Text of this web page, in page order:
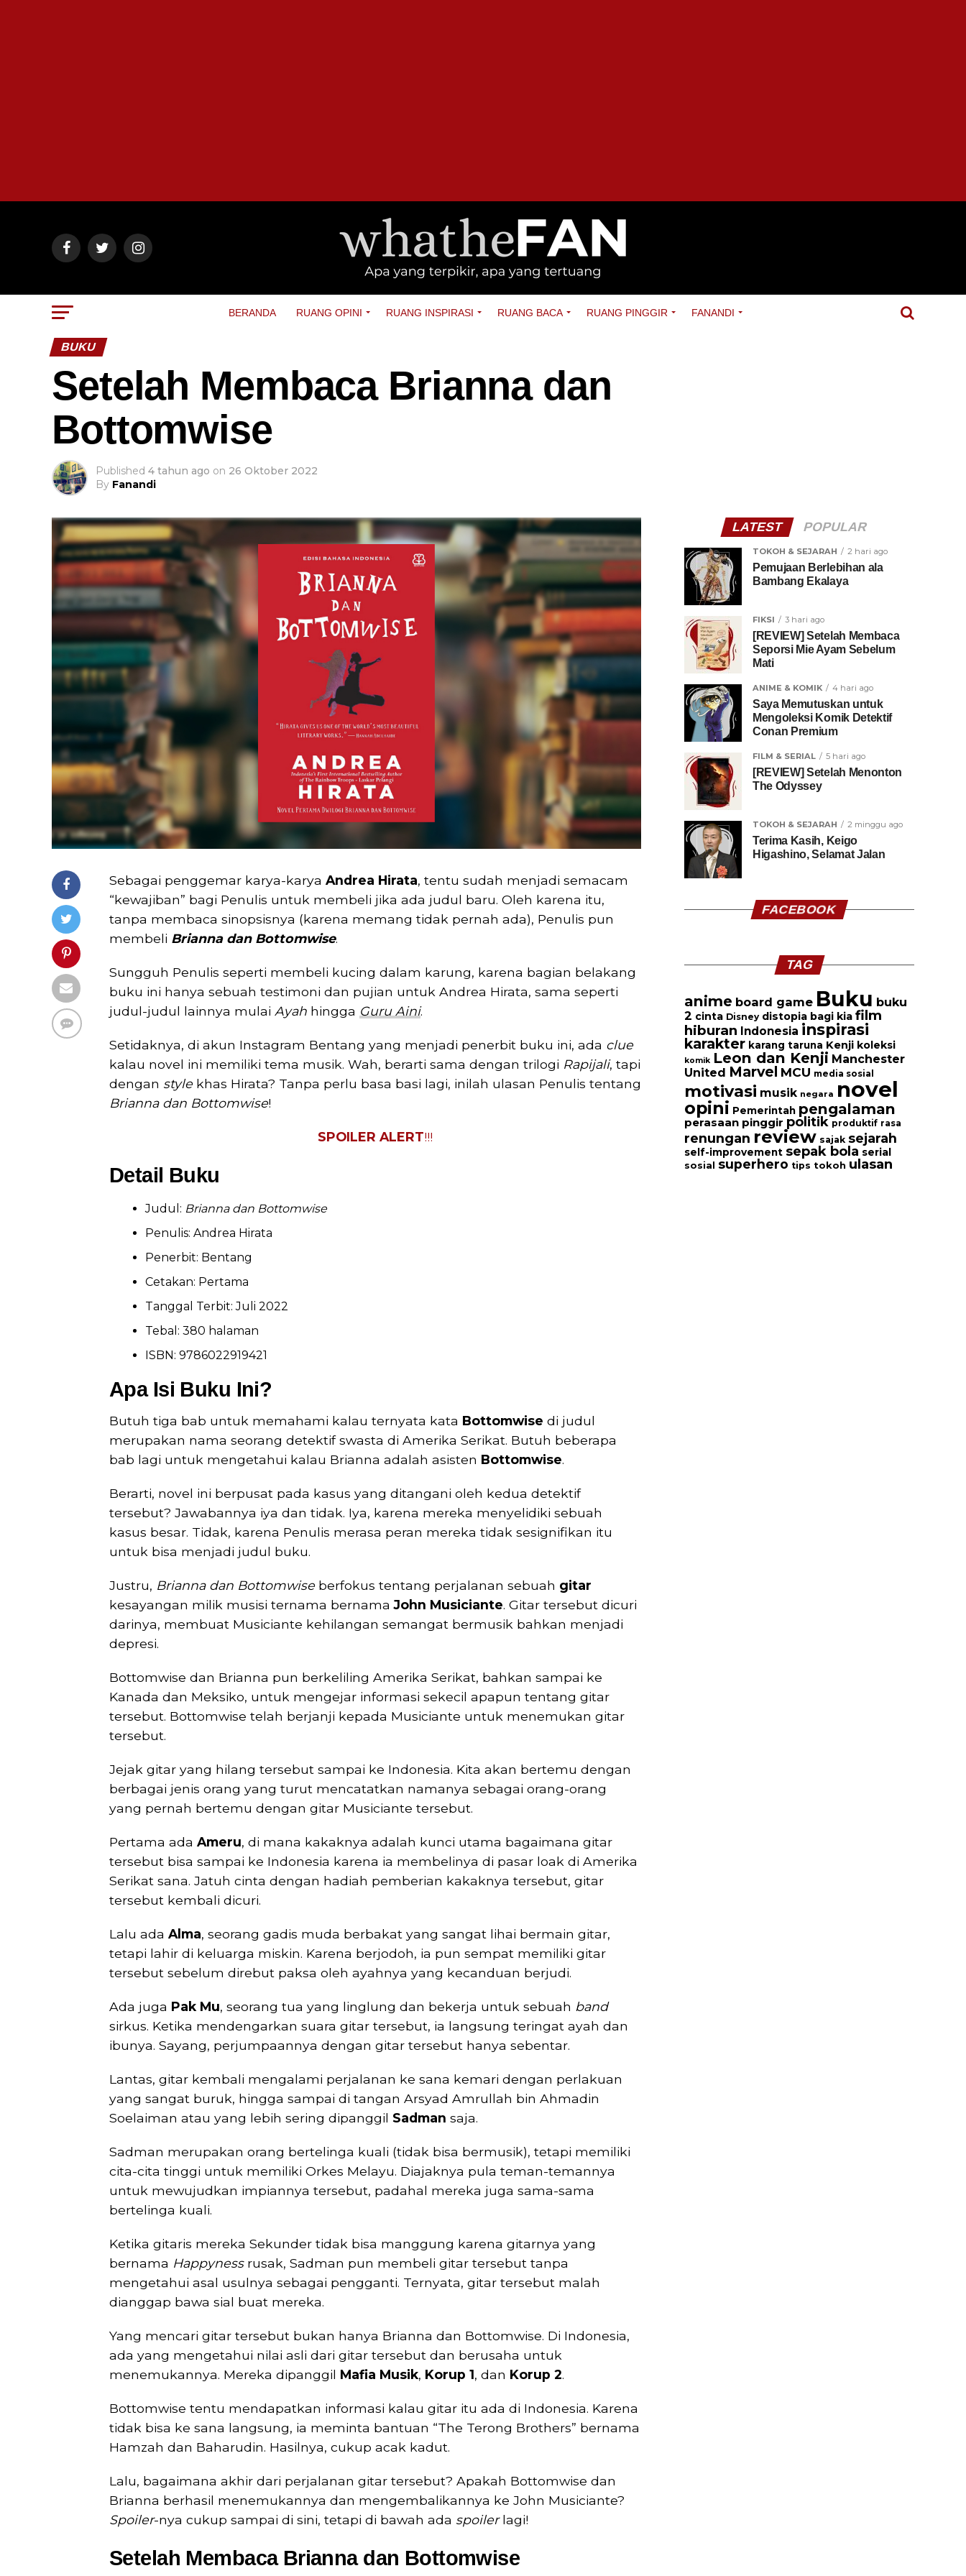
BERANDA RUANG OPINI RUANG INSPIRASI RUANG BACA RUANG PINGGIR FANANDI
BUKU
Setelah Membaca Brianna dan
Bottomwise
Published 4 tahun ago on 26 Oktober 2022
By Fanandi
Sebagai penggemar karya-karya Andrea Hirata, tentu sudah menjadi semacam
“kewajiban” bagi Penulis untuk membeli jika ada judul baru. Oleh karena itu,
tanpa membaca sinopsisnya (karena memang tidak pernah ada), Penulis pun
membeli Brianna dan Bottomwise.
Sungguh Penulis seperti membeli kucing dalam karung, karena bagian belakang
buku ini hanya sebuah testimoni dan pujian untuk Andrea Hirata, sama seperti
judul-judul lainnya mulai Ayah hingga Guru Aini.
Setidaknya, di akun Instagram Bentang yang menjadi penerbit buku ini, ada clue
kalau novel ini memiliki tema musik. Wah, berarti sama dengan trilogi Rapijali, tapi
dengan style khas Hirata? Tanpa perlu basa basi lagi, inilah ulasan Penulis tentang
Brianna dan Bottomwise!
SPOILER ALERT!!!
Detail Buku
Judul: Brianna dan Bottomwise
Penulis: Andrea Hirata
Penerbit: Bentang
Cetakan: Pertama
Tanggal Terbit: Juli 2022
Tebal: 380 halaman
ISBN: 9786022919421
Apa Isi Buku Ini?
Butuh tiga bab untuk memahami kalau ternyata kata Bottomwise di judul
merupakan nama seorang detektif swasta di Amerika Serikat. Butuh beberapa
bab lagi untuk mengetahui kalau Brianna adalah asisten Bottomwise.
Berarti, novel ini berpusat pada kasus yang ditangani oleh kedua detektif
tersebut? Jawabannya iya dan tidak. Iya, karena mereka menyelidiki sebuah
kasus besar. Tidak, karena Penulis merasa peran mereka tidak sesignifikan itu
untuk bisa menjadi judul buku.
Justru, Brianna dan Bottomwise berfokus tentang perjalanan sebuah gitar
kesayangan milik musisi ternama bernamaJohn Musiciante. Gitar tersebut dicuri
darinya, membuat Musiciante kehilangan semangat bermusik bahkan menjadi
depresi.
Bottomwise dan Brianna pun berkeliling Amerika Serikat, bahkan sampai ke
Kanada dan Meksiko, untuk mengejar informasi sekecil apapun tentang gitar
tersebut. Bottomwise telah berjanji kepada Musiciante untuk menemukan gitar
tersebut.
Jejak gitar yang hilang tersebut sampai ke Indonesia. Kita akan bertemu dengan
berbagai jenis orang yang turut mencatatkan namanya sebagai orang-orang
yang pernah bertemu dengan gitar Musiciante tersebut.
Pertama ada Ameru, di mana kakaknya adalah kunci utama bagaimana gitar
tersebut bisa sampai ke Indonesia karena ia membelinya di pasar loak di Amerika
Serikat sana. Jatuh cinta dengan hadiah pemberian kakaknya tersebut, gitar
tersebut kembali dicuri.
Lalu ada Alma, seorang gadis muda berbakat yang sangat lihai bermain gitar,
tetapi lahir di keluarga miskin. Karena berjodoh, ia pun sempat memiliki gitar
tersebut sebelum direbut paksa oleh ayahnya yang kecanduan berjudi.
Ada juga Pak Mu, seorang tua yang linglung dan bekerja untuk sebuah band
sirkus. Ketika mendengarkan suara gitar tersebut, ia langsung teringat ayah dan
ibunya. Sayang, perjumpaannya dengan gitar tersebut hanya sebentar.
Lantas, gitar kembali mengalami perjalanan ke sana kemari dengan perlakuan
yang sangat buruk, hingga sampai di tangan Arsyad Amrullah bin Ahmadin
Soelaiman atau yang lebih sering dipanggil Sadman saja.
Sadman merupakan orang bertelinga kuali (tidak bisa bermusik), tetapi memiliki
cita-cita tinggi untuk memiliki Orkes Melayu. Diajaknya pula teman-temannya
untuk mewujudkan impiannya tersebut, padahal mereka juga sama-sama
bertelinga kuali.
Ketika gitaris mereka Sekunder tidak bisa manggung karena gitarnya yang
bernama Happynessrusak, Sadman pun membeli gitar tersebut tanpa
mengetahui asal usulnya sebagai pengganti. Ternyata, gitar tersebut malah
dianggap bawa sial buat mereka.
Yang mencari gitar tersebut bukan hanya Brianna dan Bottomwise. Di Indonesia,
ada yang mengetahui nilai asli dari gitar tersebut dan berusaha untuk
menemukannya. Mereka dipanggil Mafia Musik, Korup 1, dan Korup 2.
Bottomwise tentu mendapatkan informasi kalau gitar itu ada di Indonesia. Karena
tidak bisa ke sana langsung, ia meminta bantuan “The Terong Brothers” bernama
Hamzah dan Baharudin. Hasilnya, cukup acak kadut.
Lalu, bagaimana akhir dari perjalanan gitar tersebut? Apakah Bottomwise dan
Brianna berhasil menemukannya dan mengembalikannya ke John Musiciante?
Spoiler-nya cukup sampai di sini, tetapi di bawah ada spoilerlagi!
Setelah Membaca Brianna dan Bottomwise
LATEST POPULAR
TOKOH & SEJARAH 2 hari ago
Pemujaan Berlebihan ala
Bambang Ekalaya
FIKSI 3 hari ago
[REVIEW] Setelah Membaca
Seporsi Mie Ayam Sebelum
Mati
ANIME & KOMIK 4 hari ago
Saya Memutuskan untuk
Mengoleksi Komik Detektif
Conan Premium
FILM & SERIAL 5 hari ago
[REVIEW] Setelah Menonton
The Odyssey
TOKOH & SEJARAH 2 minggu ago
Terima Kasih, Keigo
Higashino, Selamat Jalan
FACEBOOK
TAG
anime board game Buku buku
2 cinta Disney distopia bagi kia film
hiburan Indonesia inspirasi
karakter karang taruna Kenji koleksi
komik Leon dan Kenji Manchester
United Marvel MCU media sosial
motivasi musik negara novel
opini Pemerintah pengalaman
perasaan pinggir politik produktif rasa
renungan review sajak sejarah
self-improvement sepak bola serial
sosial superhero tips tokoh ulasan